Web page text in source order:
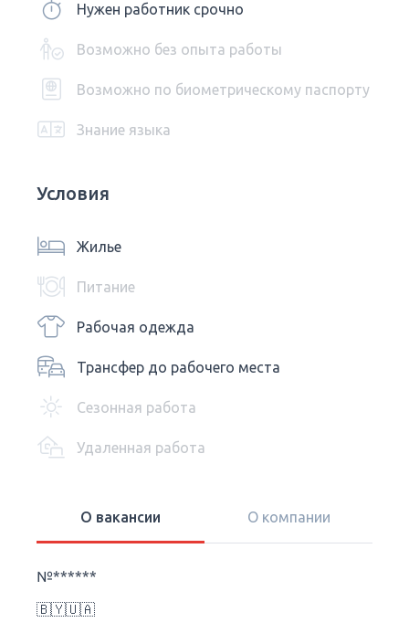
Нужен работник срочно
Возможно без опыта работы
Возможно по биометрическому паспорту
Знание языка
Условия
Жилье
Питание
Рабочая одежда
Трансфер до рабочего места
Сезонная работа
Удаленная работа
О вакансии О компании
№******
🇧🇾🇺🇦